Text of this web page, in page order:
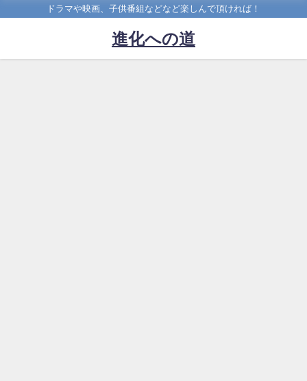
ドラマや映画、子供番組などなど楽しんで頂ければ！
進化への道